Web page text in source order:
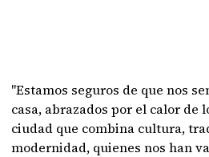
"Estamos seguros de que nos
casa, abrazados por el calor de
ciudad que combina cultura,
modernidad, quienes nos han